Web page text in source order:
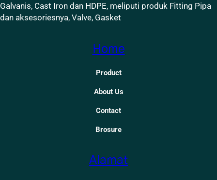
Galvanis, Cast Iron dan HDPE, meliputi produk Fitting Pipa
dan aksesoriesnya, Valve, Gasket
Home
Product
About Us
Contact
Brosure
Alamat